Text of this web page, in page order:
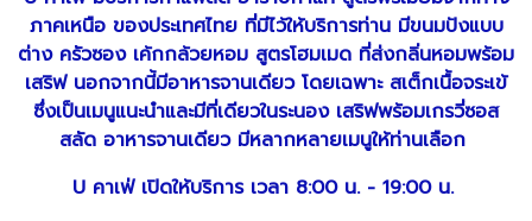
ภาคเหนือ ของประเทศไทย ที่มีไว้ให้บริการท่าน มีขนมปังแบบ
ต่าง ครัวซอง เค้กกล้วยหอม สูตรโฮมเมด ที่ส่งกลิ่นหอมพร้อม
เสริฟ นอกจากนี้มีอาหารจานเดียว โดยเฉพาะ สเต็กเนื้อจระเข้
ซึ่งเป็นเมนูแนะนำและมีที่เดียวในระนอง เสริฟพร้อมเกรวี่ซอส
สลัด อาหารจานเดียว มีหลากหลายเมนูให้ท่านเลือก
U คาเฟ่ เปิดให้บริการ เวลา 8:00 น. - 19:00 น.